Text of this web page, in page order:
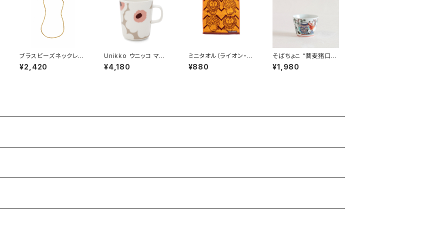
ブラスビーズネックレス
S ／ fog linen wo
rk フォグリネンワーク
¥2,420
Unikko ウニッコ マグ
カップ 250ml / mar
imekko マリメッコ
¥4,180
ミニタオル（ライオン・ヘ
リンボーン） ／ Lisa
Larson リサ・ラーソン
¥880
そばちょこ “蕎麦猪口大
事典 色絵 ジャイア
ントパンダ” 波佐見焼
¥1,980